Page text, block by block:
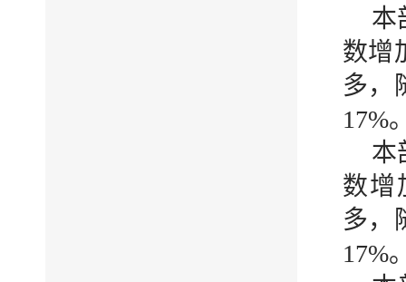
本
数增
多，
17%
本
数增
多，
17%